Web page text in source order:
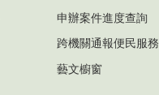
申辦案件進度查詢
跨機關通報便民服務
藝文櫥窗